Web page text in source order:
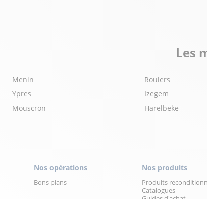
Les
Menin
Ypres
Mouscron
Roulers
Izegem
Harelbeke
Nos opérations
Bons plans
Nos produits
Produits
Catalogues